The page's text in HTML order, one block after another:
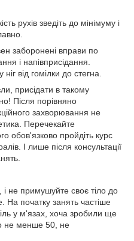
рухів зведіть до мінімуму і
заборонені вправи по
і напівприсідання.
від гомілки до стегна.
присідати в такому
Після порівняно
захворювання не
Перечекайте
обов'язково пройдіть курс
І лише після консультації
і не примушуйте своє тіло до
На початку занять частіше
у м'язах, хоча зробили ще
не менше 50, не